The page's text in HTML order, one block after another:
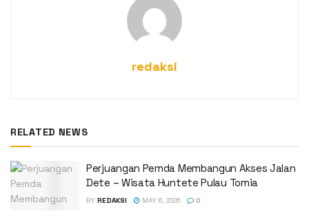
redaksi
RELATED NEWS
Perjuangan Pemda Membangun Akses Jalan
Dete – Wisata Huntete Pulau Tomia
BY REDAKSI MAY 6, 2026 0